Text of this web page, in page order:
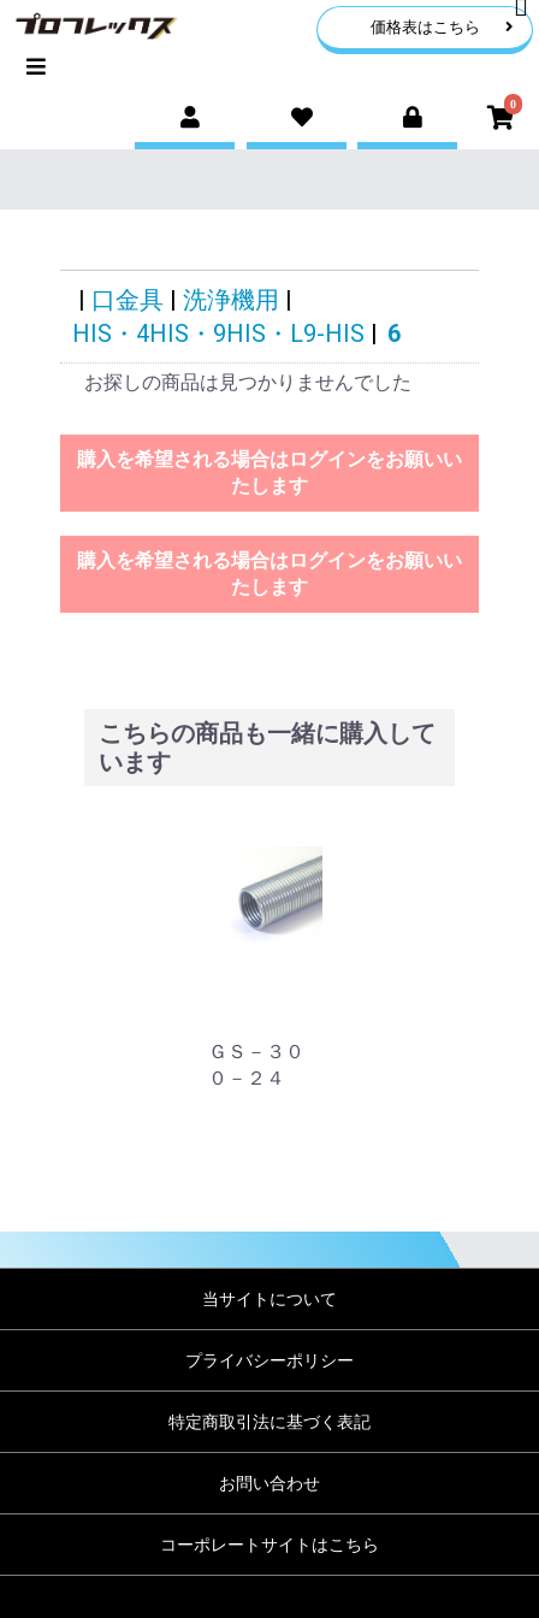
価格表はこちら
0
| 口金具 | 洗浄機用 |
HIS・4HIS・9HIS・L9-HIS | 6
お探しの商品は見つかりませんでした
購入を希望される場合はログインをお願いい
たします
購入を希望される場合はログインをお願いい
たします
こちらの商品も一緒に購入して
います
ＧＳ－３０
０－２４
当サイトについて
プライバシーポリシー
特定商取引法に基づく表記
お問い合わせ
コーポレートサイトはこちら